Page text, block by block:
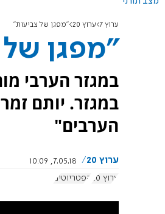
ערוץ 7 ערוץ 20 "מפגן של צביעות"
"מפגן
במגזר הערבי
במגזר. יותם
הערבים"
ערוץ 20
7.05.18, 10:09
ערוץ 20
הפטריוטים